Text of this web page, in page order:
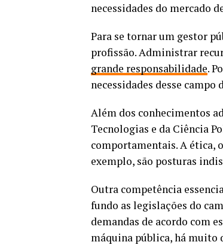
necessidades do mercado
Para se tornar um gestor
profissão. Administrar
grande responsabilidade.
necessidades desse campo
Além dos conhecimentos
Tecnologias e da Ciência
comportamentais. A ética,
exemplo, são posturas
Outra competência
fundo as legislações do
demandas de acordo com
máquina pública, há muito